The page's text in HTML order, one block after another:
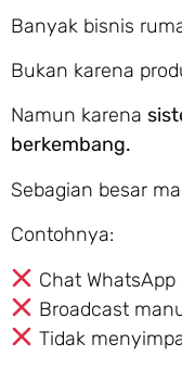
Banyak bisnis
Bukan karena
Namun karena
berkembang.
Sebagian besar
Contohnya:
Chat
Broadcast
Tidak